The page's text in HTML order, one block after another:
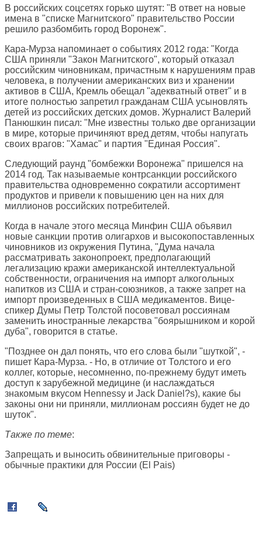
В российских соцсетях горько шутят: "В ответ на новые
имена в "списке Магнитского" правительство России
решило разбомбить город Воронеж".
Кара-Мурза напоминает о событиях 2012 года: "Когда
США приняли "Закон Магнитского", который отказал
российским чиновникам, причастным к нарушениям прав
человека, в получении американских виз и хранении
активов в США, Кремль обещал "адекватный ответ" и в
итоге полностью запретил гражданам США усыновлять
детей из российских детских домов. Журналист Валерий
Панюшкин писал: "Мне известны только две организации
в мире, которые причиняют вред детям, чтобы напугать
своих врагов: "Хамас" и партия "Единая Россия".
Следующий раунд "бомбежки Воронежа" пришелся на
2014 год. Так называемые контрсанкции российского
правительства одновременно сократили ассортимент
продуктов и привели к повышению цен на них для
миллионов российских потребителей.
Когда в начале этого месяца Минфин США объявил
новые санкции против олигархов и высокопоставленных
чиновников из окружения Путина, "Дума начала
рассматривать законопроект, предполагающий
легализацию кражи американской интеллектуальной
собственности, ограничения на импорт алкогольных
напитков из США и стран-союзников, а также запрет на
импорт произведенных в США медикаментов. Вице-
спикер Думы Петр Толстой посоветовал россиянам
заменить иностранные лекарства "боярышником и корой
дуба", говорится в статье.
"Позднее он дал понять, что его слова были "шуткой", -
пишет Кара-Мурза. - Но, в отличие от Толстого и его
коллег, которые, несомненно, по-прежнему будут иметь
доступ к зарубежной медицине (и наслаждаться
знакомым вкусом Hennessy и Jack Daniel?s), какие бы
законы они ни приняли, миллионам россиян будет не до
шуток".
Также по теме:
Запрещать и выносить обвинительные приговоры -
обычные практики для России (El Pais)